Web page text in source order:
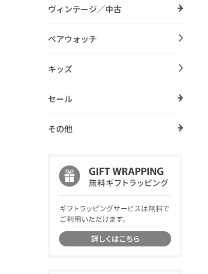
ヴィンテージ／中古
ペアウォッチ
キッズ
セール
その他